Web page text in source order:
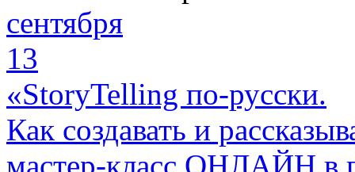
сентября
13
«StoryTelling по-русски.
Как создавать и
мастер-класс ОНЛАЙН в